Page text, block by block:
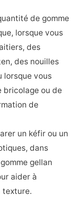
de gomme
lorsque vous
des
des nouilles
lorsque vous
bricolage ou de
de
un kéfir ou un
dans
gellan
aider à
texture.